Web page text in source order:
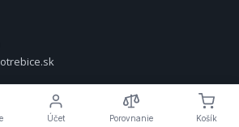
Účet Porovnanie Košík